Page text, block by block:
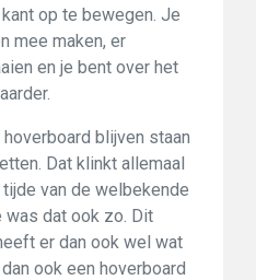
op te bewegen. Je
mee maken, er
en je bent over het
blijven staan
Dat klinkt allemaal
van de welbekende
was dat ook zo. Dit
er dan ook wel wat
ook een hoverboard